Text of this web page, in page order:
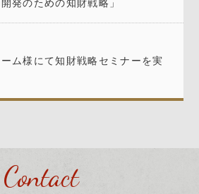
発のための知財戦略」
ム様にて知財戦略セミナーを実
Contact